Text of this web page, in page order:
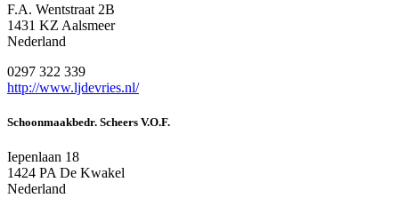
F.A. Wentstraat 2B
1431 KZ Aalsmeer
Nederland
0297 322 339
http://www.ljdevries.nl/
Schoonmaakbedr. Scheers V.O.F.
Iepenlaan 18
1424 PA De Kwakel
Nederland